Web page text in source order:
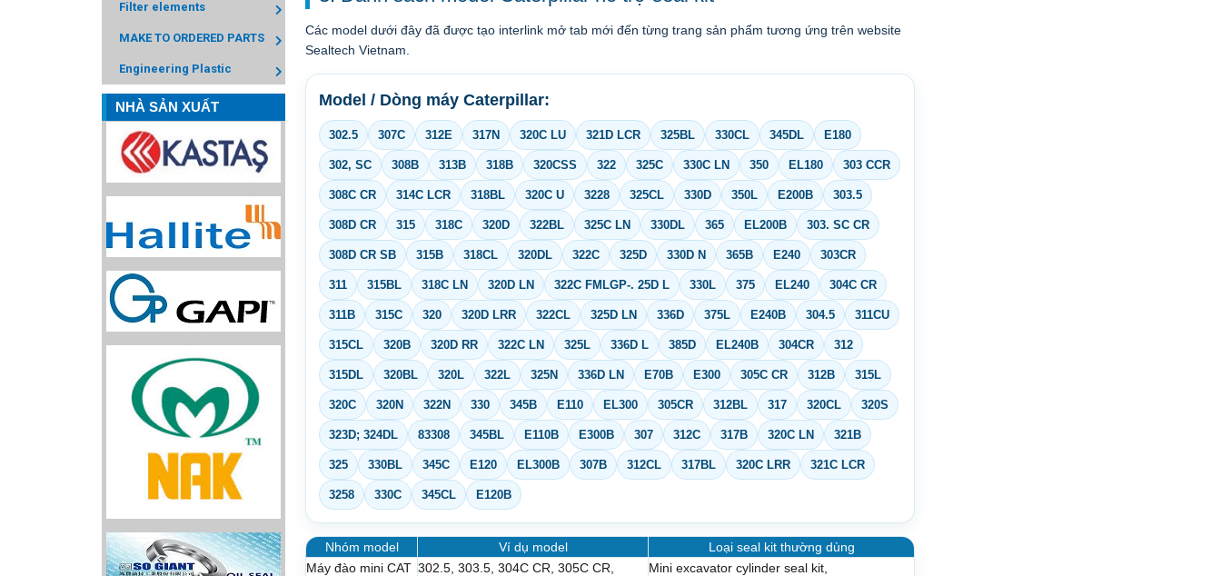
Filter elements
MAKE TO ORDERED PARTS
Engineering Plastic
NHÀ SẢN XUẤT
Các model dưới đây đã được tạo interlink mở tab mới đến từng trang sản phẩm tương ứng trên website
Sealtech Vietnam.
Model / Dòng máy Caterpillar:
302.5 307C 312E 317N 320C LU 321D LCR 325BL 330CL 345DL E180
302, SC 308B 313B 318B 320CSS 322 325C 330C LN 350 EL180 303 CCR
308C CR 314C LCR 318BL 320C U 3228 325CL 330D 350L E200B 303.5
308D CR 315 318C 320D 322BL 325C LN 330DL 365 EL200B 303. SC CR
308D CR SB 315B 318CL 320DL 322C 325D 330D N 365B E240 303CR
311 315BL 318C LN 320D LN 322C FMLGP-. 25D L 330L 375 EL240 304C CR
311B 315C 320 320D LRR 322CL 325D LN 336D 375L E240B 304.5 311CU
315CL 320B 320D RR 322C LN 325L 336D L 385D EL240B 304CR 312
315DL 320BL 320L 322L 325N 336D LN E70B E300 305C CR 312B 315L
320C 320N 322N 330 345B E110 EL300 305CR 312BL 317 320CL 320S
323D; 324DL 83308 345BL E110B E300B 307 312C 317B 320C LN 321B
325 330BL 345C E120 EL300B 307B 312CL 317BL 320C LRR 321C LCR
3258 330C 345CL E120B
Nhóm model Ví dụ model
Loại seal kit thường dùng
Máy đào mini CAT 302.5, 303.5, 304C CR, 305C CR,
Mini excavator cylinder seal kit,